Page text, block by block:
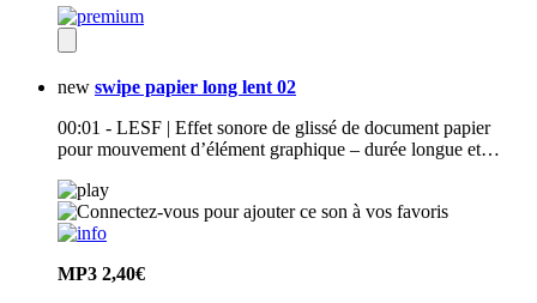
new swipe papier long lent 02
00:01 - LESF | Effet sonore de glissé de document papier
pour mouvement d’élément graphique – durée longue et…
MP3 2,40€